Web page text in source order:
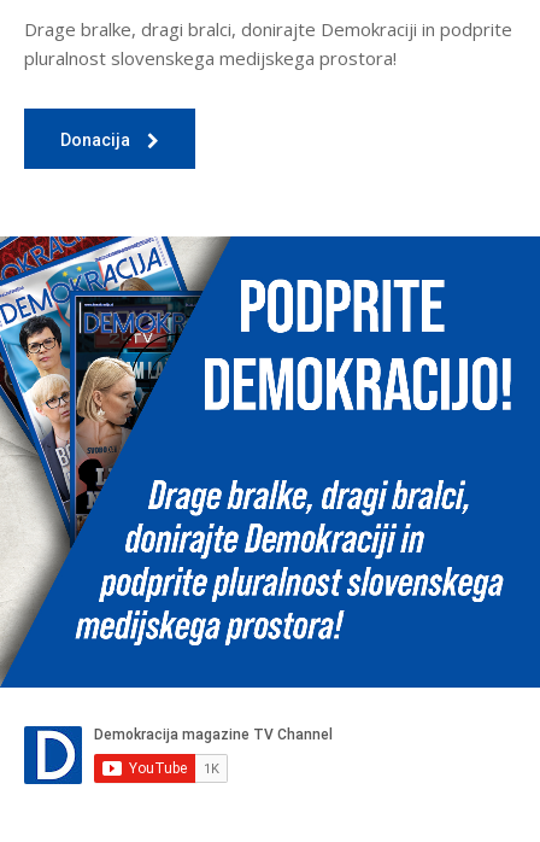
Drage bralke, dragi bralci, donirajte Demokraciji in podprite
pluralnost slovenskega medijskega prostora!
Donacija